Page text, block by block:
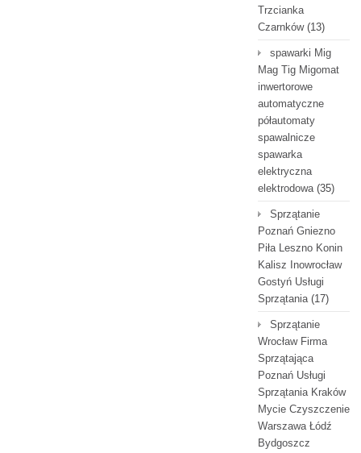
Trzcianka
Czarnków(13)
spawarki Mig
Mag Tig Migomat
inwertorowe
automatyczne
półautomaty
spawalnicze
spawarka
elektryczna
elektrodowa(35)
Sprzątanie
Poznań Gniezno
Piła Leszno Konin
Kalisz Inowrocław
Gostyń Usługi
Sprzątania(17)
Sprzątanie
Wrocław Firma
Sprzątająca
Poznań Usługi
Sprzątania Kraków
Mycie Czyszczenie
Warszawa Łódź
Bydgoszcz